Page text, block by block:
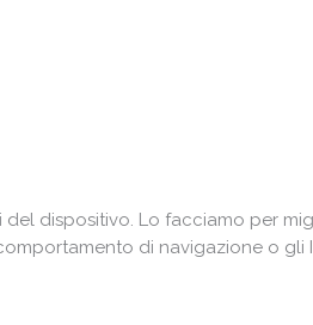
dispositivo. Lo facciamo per
di navigazione o